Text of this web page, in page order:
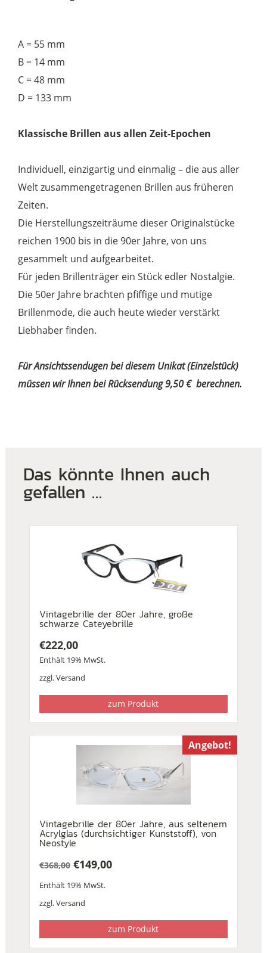
A = 55 mm
B = 14 mm
C = 48 mm
D = 133 mm
Klassische Brillen aus allen Zeit-Epochen
Individuell, einzigartig und einmalig – die aus aller
Welt zusammengetragenen Brillen aus früheren
Zeiten.
Die Herstellungszeiträume dieser Originalstücke
reichen 1900 bis in die 90er Jahre, von uns
gesammelt und aufgearbeitet.
Für jeden Brillenträger ein Stück edler Nostalgie.
Die 50er Jahre brachten pfiffige und mutige
Brillenmode, die auch heute wieder verstärkt
Liebhaber finden.
Für Ansichtssendugen bei diesem Unikat (Einzelstück)
müssen wir Ihnen bei Rücksendung 9,50 € berechnen.
Das könnte Ihnen auch
gefallen …
Vintagebrille der 80er Jahre, große
schwarze Cateyebrille
€222,00
Enthält 19% MwSt.
zzgl.Versand
zum Produkt
Angebot!
Vintagebrille der 80er Jahre, aus seltenem
Acrylglas (durchsichtiger Kunststoff), von
Neostyle
€368,00
Preis
war:
€149,00
Preis
ist:
Enthält 19% MwSt.
zzgl.Versand
zum Produkt